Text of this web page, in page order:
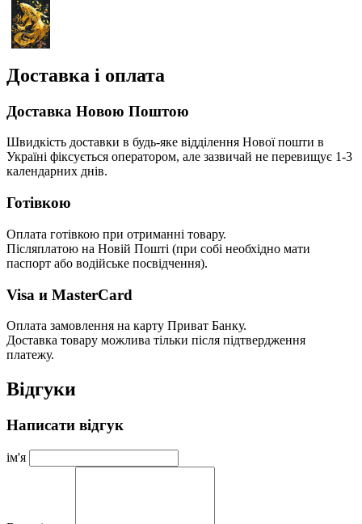
Доставка і оплата
Доставка Новою Поштою
Швидкість доставки в будь-яке відділення Нової пошти в
Україні фіксується оператором, але зазвичай не перевищує 1-3
календарних днів.
Готівкою
Оплата готівкою при отриманні товару.
Післяплатою на Новій Пошті (при собі необхідно мати
паспорт або водійське посвідчення).
Visa и MasterCard
Оплата замовлення на карту Приват Банку.
Доставка товару можлива тільки після підтвердження
платежу.
Відгуки
Написати відгук
ім'я